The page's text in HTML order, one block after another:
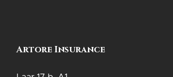
Artore Insurance